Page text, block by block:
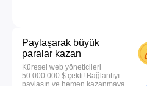
Paylaşarak büyük
paralar kazan
Küresel web yöneticileri
50.000.000 $ çekti! Bağlantıyı
paylaşın ve hemen kazanmaya